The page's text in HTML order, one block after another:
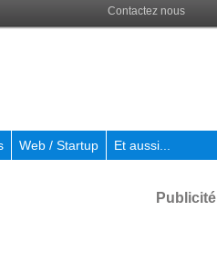
Contactez nous
Web / Startup Et aussi...
Publicité